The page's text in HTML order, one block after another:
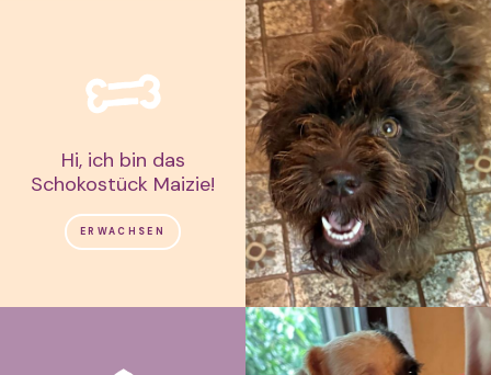
Hi, ich bin das
Schokostück Maizie!
ERWACHSEN